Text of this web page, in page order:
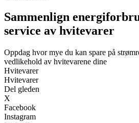
Sammenlign
service av hvitevarer
Oppdag hvor mye du kan spare på
vedlikehold av hvitevarene dine
Hvitevarer
Hvitevarer
Del gleden
X
Facebook
Instagram